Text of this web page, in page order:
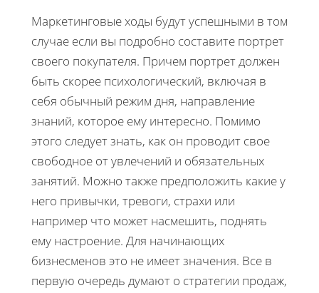
Маркетинговые ходы будут успешными в том
случае если вы подробно составите портрет
своего покупателя. Причем портрет должен
быть скорее психологический, включая в
себя обычный режим дня, направление
знаний, которое ему интересно. Помимо
этого следует знать, как он проводит свое
свободное от увлечений и обязательных
занятий. Можно также предположить какие у
него привычки, тревоги, страхи или
например что может насмешить, поднять
ему настроение. Для начинающих
бизнесменов это не имеет значения. Все в
первую очередь думают о стратегии продаж,